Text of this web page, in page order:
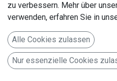
16,5cm 2-Wege-Kompo-
159,00€ Alle Preise inkl. MwSt.
zu verbessern. Mehr über
verwenden, erfahren Sie in
Alle Cookies zulassen
Nur essenzielle Cookies